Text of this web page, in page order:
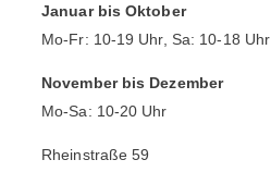
Januar bis Oktober
Mo-Fr: 10-19 Uhr, Sa: 10-18 Uhr
November bis Dezember
Mo-Sa: 10-20 Uhr
Rheinstraße 59